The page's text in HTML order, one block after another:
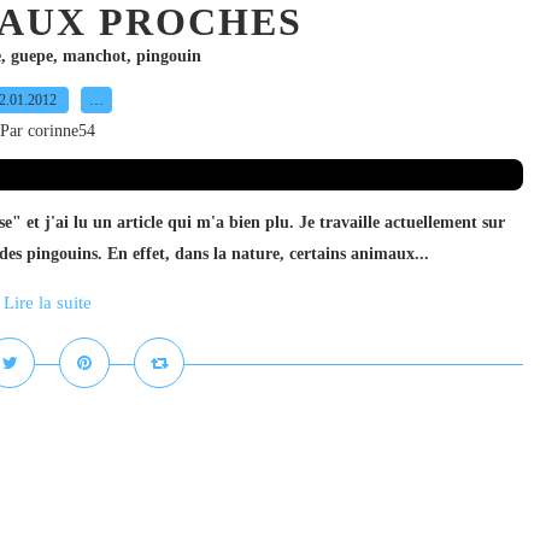
PROCHES
, guepe, manchot, pingouin
…
Par corinne54
et j'ai lu un article qui m'a bien plu. Je travaille actuellement sur
pingouins. En effet, dans la nature, certains animaux...
Lire la suite